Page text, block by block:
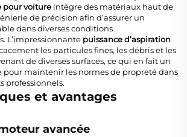
pour voiture intègre des matériaux haut de
de précision afin d’assurer un
dans diverses conditions
L’impressionnante puissance d’aspiration
les particules fines, les débris et les
de diverses surfaces, ce qui en fait un
maintenir les normes de propreté dans
professionnels.
et avantages
avancée